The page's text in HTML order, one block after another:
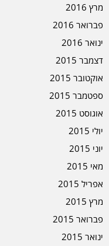
מרץ 2016
פברואר 2016
ינואר 2016
דצמבר 2015
אוקטובר 2015
ספטמבר 2015
אוגוסט 2015
יולי 2015
יוני 2015
מאי 2015
אפריל 2015
מרץ 2015
פברואר 2015
ינואר 2015